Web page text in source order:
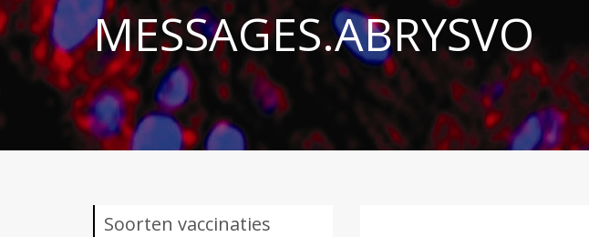
MESSAGES.ABRYSVO
Soorten vaccinaties